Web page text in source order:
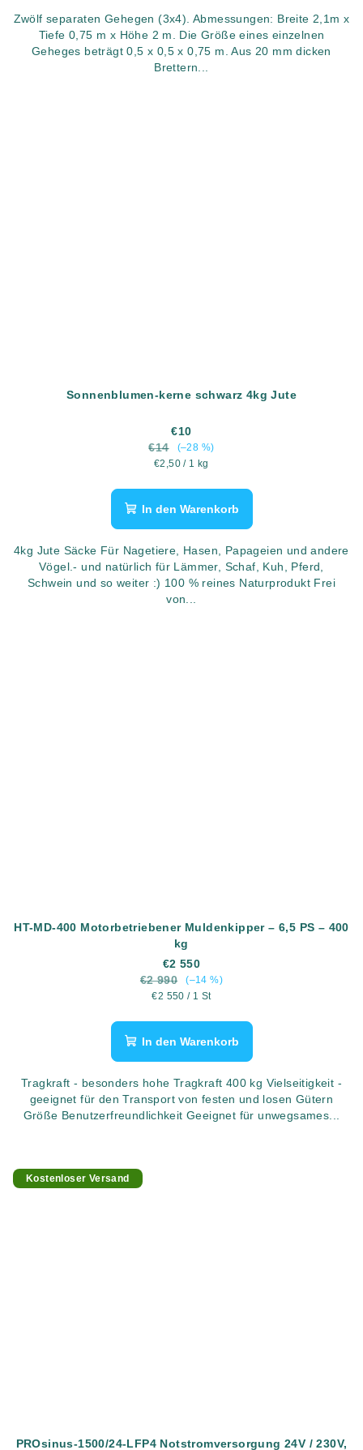
Zwölf separaten Gehegen (3x4). Abmessungen: Breite 2,1m x
Tiefe 0,75 m x Höhe 2 m. Die Größe eines einzelnen
Geheges beträgt 0,5 x 0,5 x 0,75 m. Aus 20 mm dicken
Brettern...
Sonnenblumen-kerne schwarz 4kg Jute
€10
€14
(–28 %)
Verkaufspreis:
€2,50 / 1 kg
In den Warenkorb
4kg Jute Säcke Für Nagetiere, Hasen, Papageien und andere
Vögel.- und natürlich für Lämmer, Schaf, Kuh, Pferd,
Schwein und so weiter :) 100 % reines Naturprodukt Frei
von...
HT-MD-400 Motorbetriebener Muldenkipper – 6,5 PS – 400
kg
€2 550
€2 990
(–14 %)
Verkaufspreis:
€2 550 / 1 St
In den Warenkorb
Tragkraft - besonders hohe Tragkraft 400 kg Vielseitigkeit -
geeignet für den Transport von festen und losen Gütern
Größe Benutzerfreundlichkeit Geeignet für unwegsames...
Kostenloser Versand
PROsinus-1500/24-LFP4 Notstromversorgung 24V / 230V,